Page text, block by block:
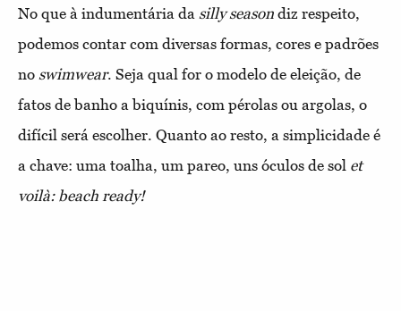
No que à indumentária da silly season diz respeito,
podemos contar com diversas formas, cores e padrões
no swimwear. Seja qual for o modelo de eleição, de
fatos de banho a biquínis, com pérolas ou argolas, o
difícil será escolher. Quanto ao resto, a simplicidade é
a chave: uma toalha, um pareo, uns óculos de sol et
voilà: beach ready!